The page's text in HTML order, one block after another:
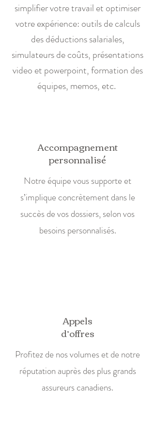
simplifier votre travail et optimiser
votre expérience: outils de calculs
des déductions salariales,
simulateurs de coûts, présentations
video et powerpoint, formation des
équipes, memos, etc.
Accompagnement
personnalisé
Notre équipe vous supporte et
s’implique concrètement dans le
succès de vos dossiers, selon vos
besoins personnalisés.
Appels
d’offres
Profitez de nos volumes et de notre
réputation auprès des plus grands
assureurs canadiens.